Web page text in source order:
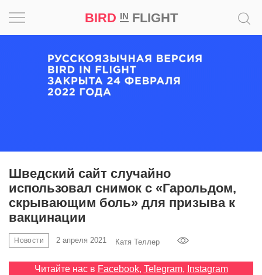
BIRD INFLIGHT
Шведский сайт случайно
использовал снимок с «Гарольдом,
скрывающим боль» для призыва к
вакцинации
Новости 2 апреля 2021 Катя Теллер
Читайте нас в Facebook, Telegram, Instagram